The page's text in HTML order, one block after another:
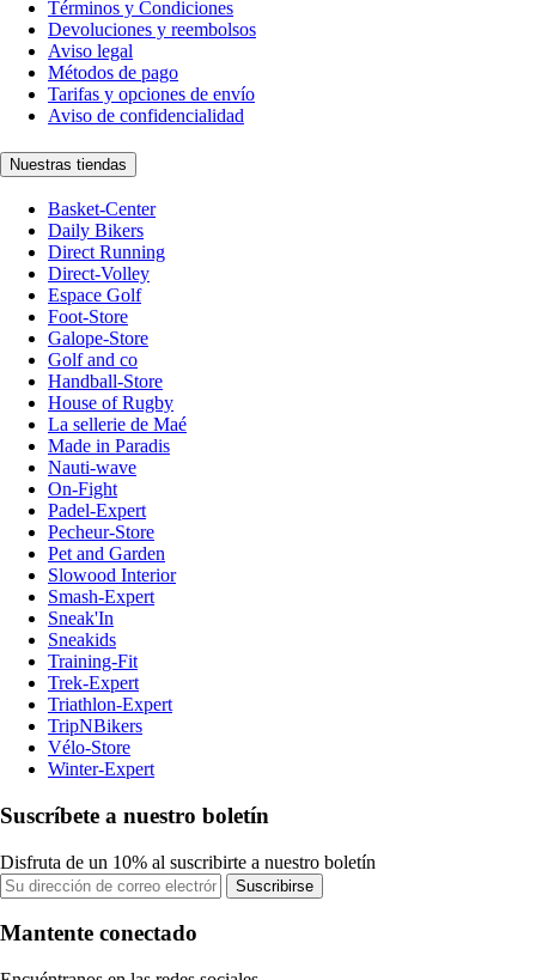
Términos y Condiciones
Devoluciones y reembolsos
Aviso legal
Métodos de pago
Tarifas y opciones de envío
Aviso de confidencialidad
Nuestras tiendas
Basket-Center
Daily Bikers
Direct Running
Direct-Volley
Espace Golf
Foot-Store
Galope-Store
Golf and co
Handball-Store
House of Rugby
La sellerie de Maé
Made in Paradis
Nauti-wave
On-Fight
Padel-Expert
Pecheur-Store
Pet and Garden
Slowood Interior
Smash-Expert
Sneak'In
Sneakids
Training-Fit
Trek-Expert
Triathlon-Expert
TripNBikers
Vélo-Store
Winter-Expert
Suscríbete a nuestro boletín
Disfruta de un 10% al suscribirte a nuestro boletín
Suscribirse
Mantente conectado